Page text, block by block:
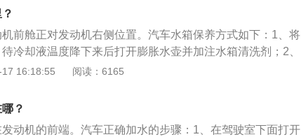
至散热风扇工作后再怠速运转5--10分钟；熄火并将车辆前保
定要确保所有固定螺丝均已拧下，同时再缓慢地由两端向中
将固定卡扣弄断；确保冷却液温度完全冷却过后将水箱清洗
出，最后再更换新的发动机冷却液。
前舱正对发动机右侧位置。汽车水箱保养方式如下：1、将
冷却液温度降下来后打开膨胀水壶并加注水箱清洗剂；2、
热风扇工作后再怠速运转5-10分钟；3、熄火并将车辆前保
将固定卡扣弄断；4、确保冷却液温度完全冷却过后将水箱
同排出，最后再更换新的发动机冷却液。
16:18:55 阅读：6165
？
动机的前端。汽车正确加水的步骤：1、在驾驶室下面打开